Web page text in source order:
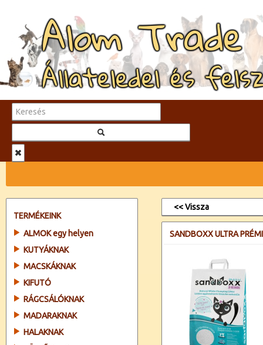
Alom Trade
Állateledel és
TERMÉKEINK
ALMOK egy helyen
KUTYÁKNAK
MACSKÁKNAK
KIFUTÓ
RÁGCSÁLÓKNAK
MADARAKNAK
HALAKNAK
<< Vissza
SANDBOXX ULTRA